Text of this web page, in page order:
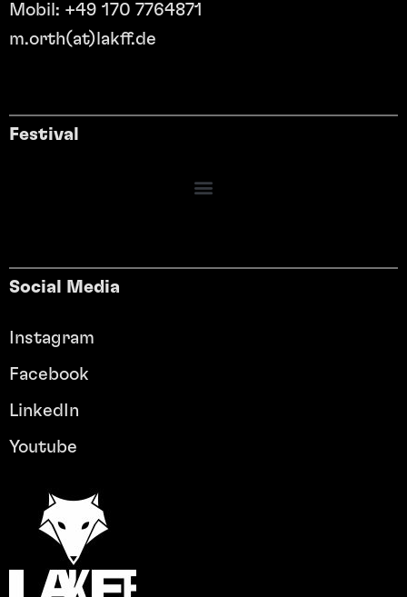
Mobil: +49 170 7764871
m.orth(at)lakff.de
Festival
Social Media
Instagram
Facebook
LinkedIn
Youtube